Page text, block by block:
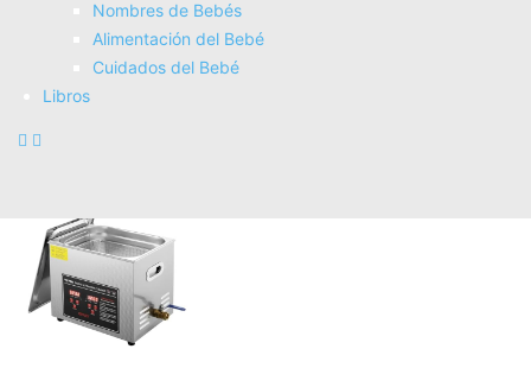
Nombres de Bebés
Alimentación del Bebé
Cuidados del Bebé
Libros
VEVOR Limpiador ultrasónico, 30L Limpiador Ultrasonidos
Profesional de Acero Inoxidable, 600W Máquina de
Ultrasonido con Temporizador Digital, Temperatura...
COMPRAR AHORA